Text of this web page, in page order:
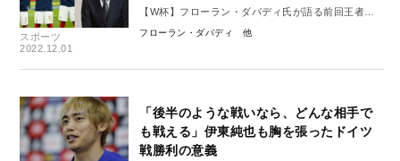
スポーツ
2022.12.01
【W杯】フローラン・ダバディ氏が語る前回王者フ
ランス代表 「フランス国内ではベスト16までは楽勝
フローラン・ダバディ
「後半のような戦いなら、どんな相手で
も戦える」伊東純也も胸を張ったドイツ
戦勝利の意義